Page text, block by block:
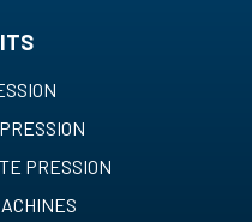
PRESSION